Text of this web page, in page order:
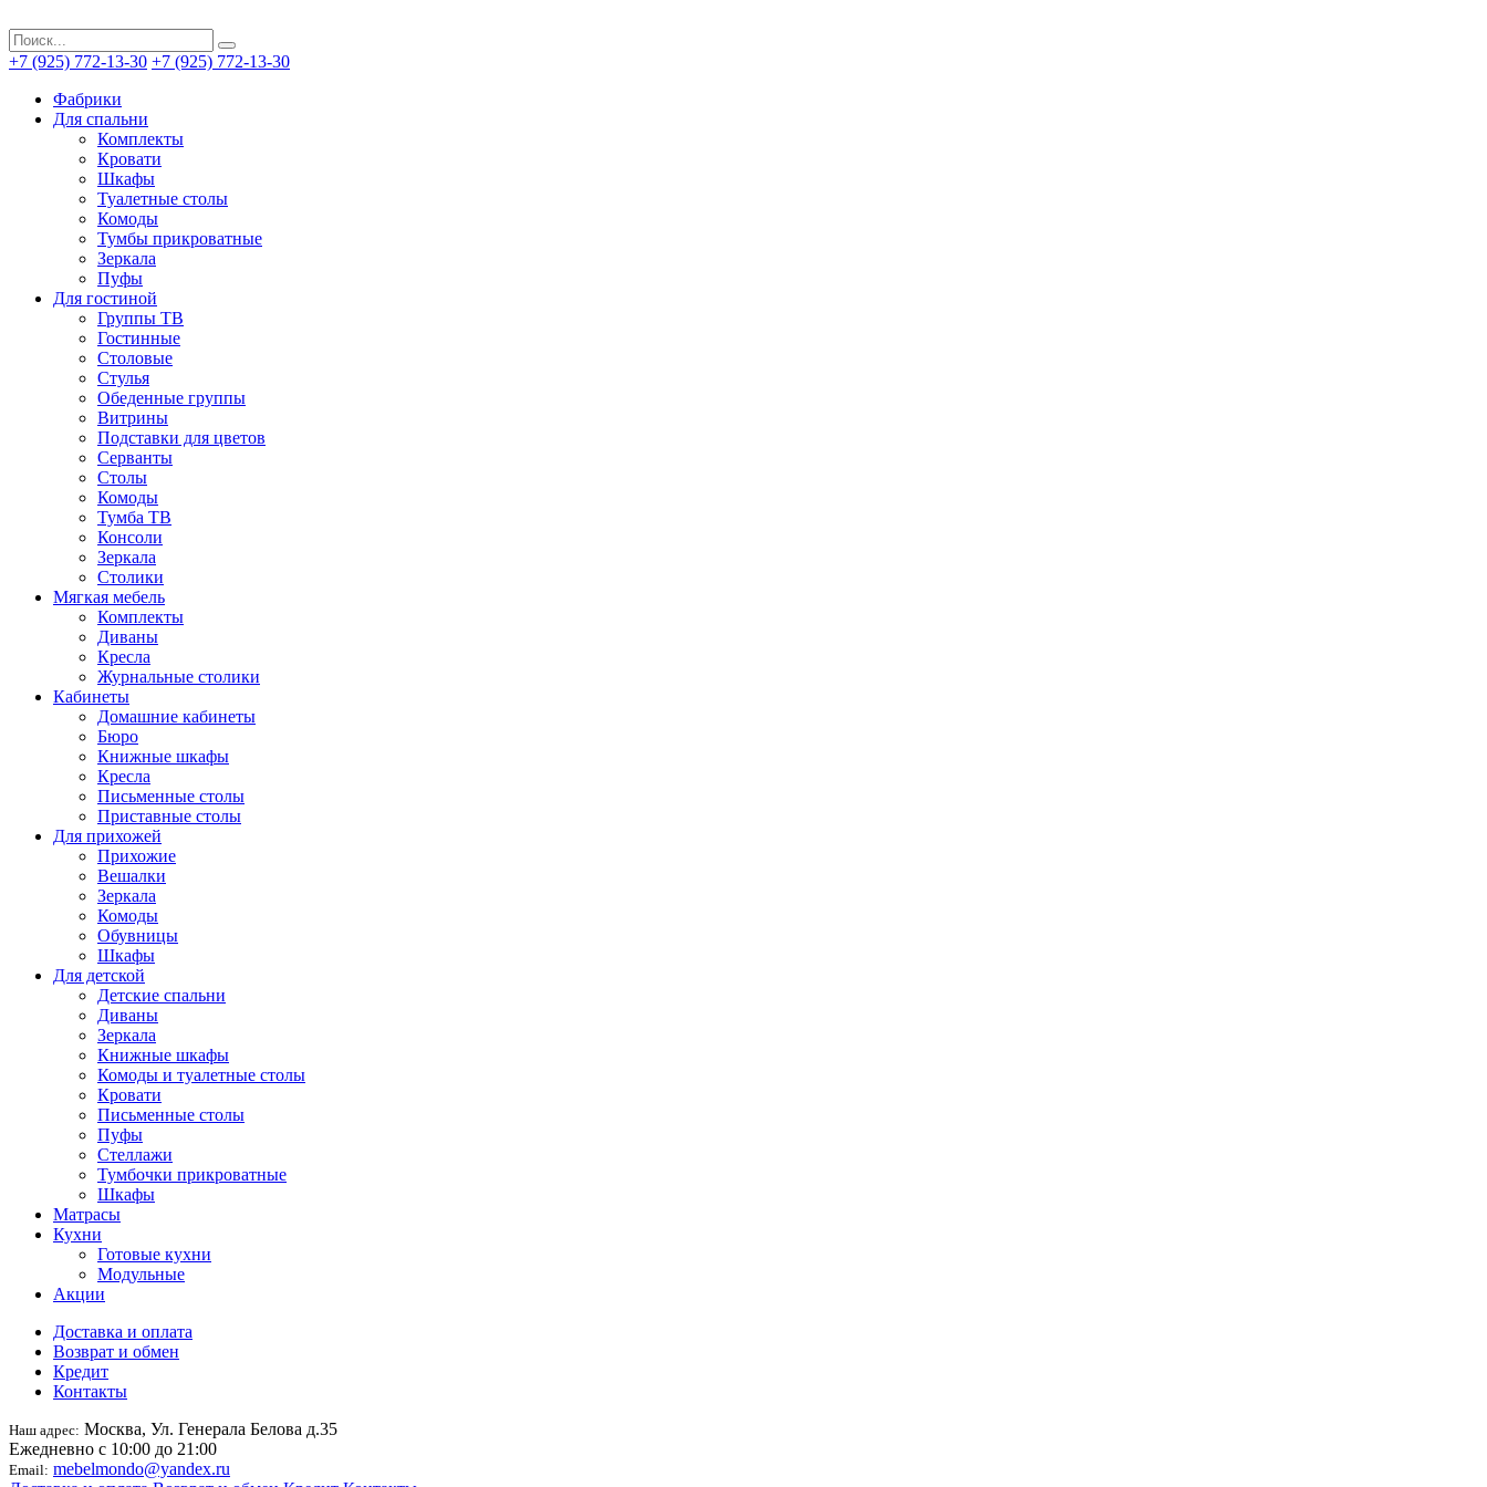
+7 (925) 772-13-30 +7 (925) 772-13-30
Фабрики
Для спальни
Комплекты
Кровати
Шкафы
Туалетные столы
Комоды
Тумбы прикроватные
Зеркала
Пуфы
Для гостиной
Группы ТВ
Гостинные
Столовые
Стулья
Обеденные группы
Витрины
Подставки для цветов
Серванты
Столы
Комоды
Тумба ТВ
Консоли
Зеркала
Столики
Мягкая мебель
Комплекты
Диваны
Кресла
Журнальные столики
Кабинеты
Домашние кабинеты
Бюро
Книжные шкафы
Кресла
Письменные столы
Приставные столы
Для прихожей
Прихожие
Вешалки
Зеркала
Комоды
Обувницы
Шкафы
Для детской
Детские спальни
Диваны
Зеркала
Книжные шкафы
Комоды и туалетные столы
Кровати
Письменные столы
Пуфы
Стеллажи
Тумбочки прикроватные
Шкафы
Матрасы
Кухни
Готовые кухни
Модульные
Акции
Доставка и оплата
Возврат и обмен
Кредит
Контакты
Наш адрес: Москва, Ул. Генерала Белова д.35
Ежедневно с 10:00 до 21:00
Email: mebelmondo@yandex.ru